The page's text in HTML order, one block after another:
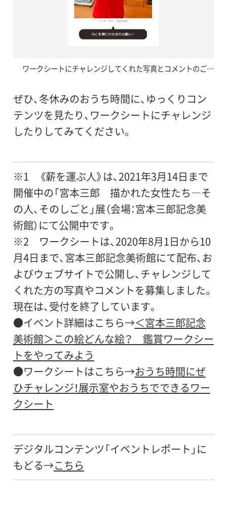
ワークシートにチャレンジしてくれた写真とコメントのご…
ぜひ、冬休みのおうち時間に、ゆっくりコン
テンツを見たり、ワークシートにチャレンジ
したりしてみてください。
※1 《薪を運ぶ人》は、2021年3月14日まで
開催中の「宮本三郎 描かれた女性たち―そ
の人、そのしごと」展（会場：宮本三郎記念美
術館）にて公開中です。
※2 ワークシートは、2020年8月1日から10
月4日まで、宮本三郎記念美術館にて配布、お
よびウェブサイトで公開し、チャレンジして
くれた方の写真やコメントを募集しました。
現在は、受付を終了しています。
●イベント詳細はこちら→＜宮本三郎記念
美術館＞この絵どんな絵？ 鑑賞ワークシー
トをやってみよう
●ワークシートはこちら→おうち時間にぜ
ひチャレンジ！展示室やおうちでできるワー
クシート
デジタルコンテンツ「イベントレポート」に
もどる→ こちら